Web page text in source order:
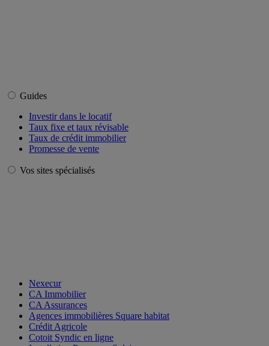
Guides
Investir dans le locatif
Taux fixe et taux révisable
Taux de crédit immobilier
Promesse de vente
Vos sites spécialisés
Nexecur
CA Immobilier
CA Assurances
Agences immobilières Square habitat
Crédit Agricole
Cotoit Syndic en ligne